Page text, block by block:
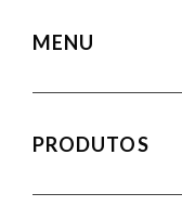
MENU
Home
Blog
PRODUTOS
Aparadores